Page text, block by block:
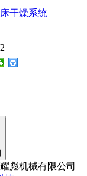
干燥系统
彪机械有限公司